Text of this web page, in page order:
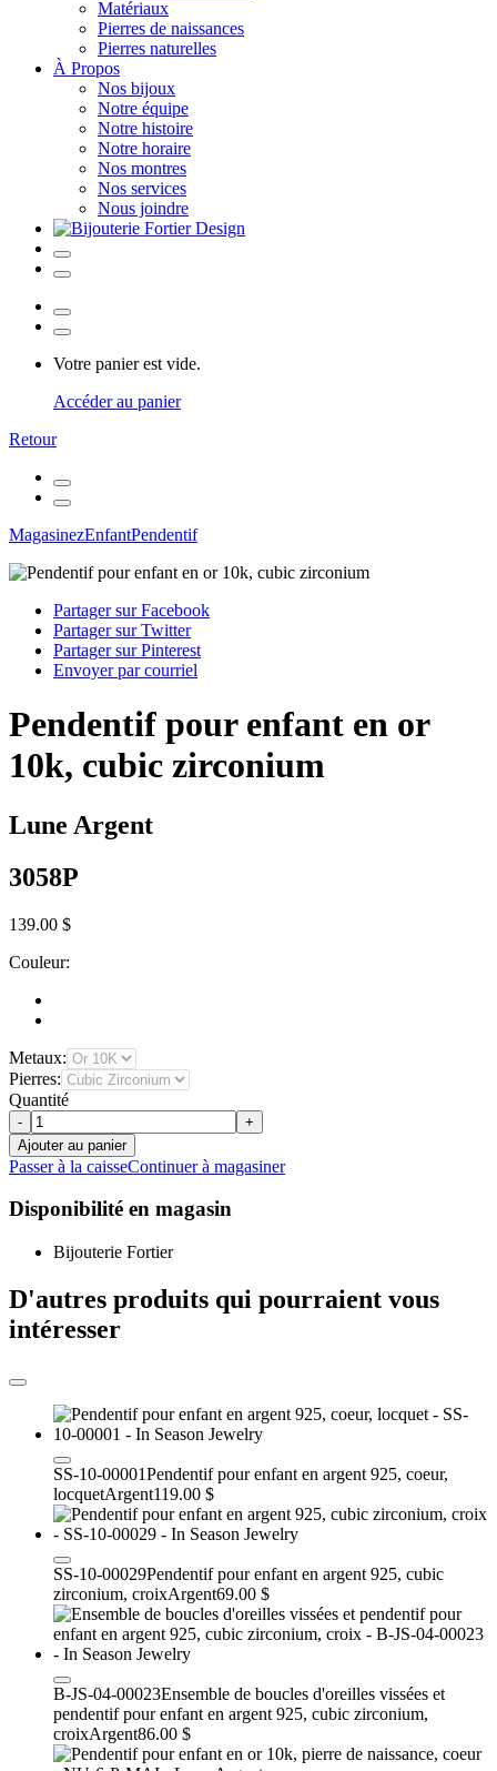
Matériaux
Pierres de naissances
Pierres naturelles
À Propos
Nos bijoux
Notre équipe
Notre histoire
Notre horaire
Nos montres
Nos services
Nous joindre
Votre panier est vide.
Accéder au panier
Retour
MagasinezEnfantPendentif
Partager sur Facebook
Partager sur Twitter
Partager sur Pinterest
Envoyer par courriel
Pendentif pour enfant en or
10k, cubic zirconium
Lune Argent
3058P
139.00 $
Couleur:
Metaux:
Pierres:
Quantité
-
+
Ajouter au panier
Passer à la caisseContinuer à magasiner
Disponibilité en magasin
Bijouterie Fortier
D'autres produits qui pourraient vous
intéresser
SS-10-00001Pendentif pour enfant en argent 925, coeur,
locquetArgent119.00 $
SS-10-00029Pendentif pour enfant en argent 925, cubic
zirconium, croixArgent69.00 $
B-JS-04-00023Ensemble de boucles d'oreilles vissées et
pendentif pour enfant en argent 925, cubic zirconium,
croixArgent86.00 $